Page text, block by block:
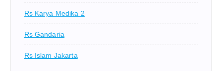
Rs Karya Medika 2
Rs Gandaria
Rs Islam Jakarta